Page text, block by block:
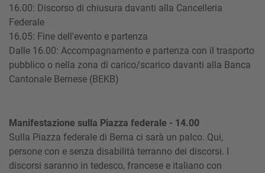
16.00: Discorso di chiusura davanti alla Cancelleria
Federale
16.05: Fine dell'evento e partenza
Dalle 16.00: Accompagnamento e partenza con il trasporto
pubblico o nella zona di carico/scarico davanti alla Banca
Cantonale Bernese (BEKB)
Manifestazione sulla Piazza federale - 14.00
Sulla Piazza federale di Berna ci sarà un palco. Qui,
persone con e senza disabilità terranno dei discorsi. I
discorsi saranno in tedesco, francese e italiano con